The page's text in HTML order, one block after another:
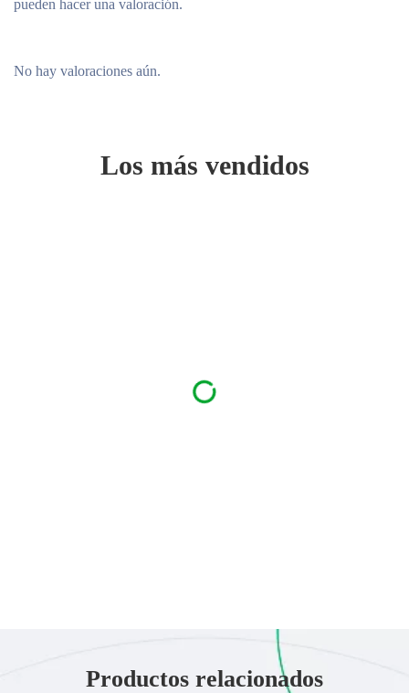
No hay valoraciones aún.
pueden hacer una valoración.
Los más vendidos
Productos relacionados